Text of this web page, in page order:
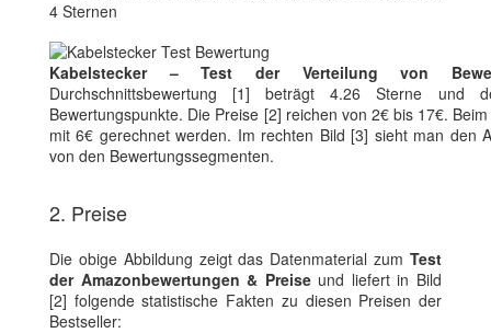
4 Sternen
Kabelstecker – Test der Verteilung von
Durchschnittsbewertung [1] beträgt 4.26 Sterne
Bewertungspunkte. Die Preise [2] reichen von 2€ bis 17€.
mit 6€ gerechnet werden. Im rechten Bild [3] sieht man den
von den Bewertungssegmenten.
2. Preise
Die obige Abbildung zeigt das Datenmaterial zum Test
der Amazonbewertungen & Preiseund liefert in Bild
[2] folgende statistische Fakten zu diesen Preisen der
Bestseller: